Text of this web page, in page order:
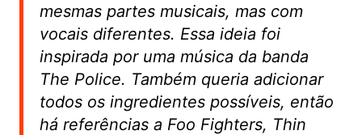
mesmas partes musicais, mas com
vocais diferentes. Essa ideia foi
inspirada por uma música da banda
The Police. Também queria adicionar
todos os ingredientes possíveis, então
há referências a Foo Fighters, Thin